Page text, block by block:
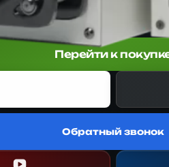
Antminer для алгоритма SHA-
Перейти к
Обратный звонок